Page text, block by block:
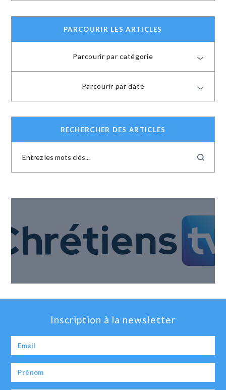
PARCOURIR LES ARTICLES
Parcourir par catégorie
Parcourir par date
RECHERCHER DES ARTICLES
Inscription à la newsletter